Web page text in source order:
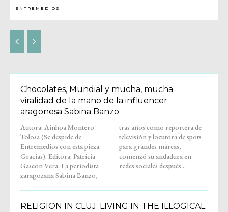
ENTREMEDIOS
Chocolates, Mundial y mucha, mucha
viralidad de la mano de la influencer
aragonesa Sabina Banzo
Autora: Ainhoa Montero
Tolosa (Se despide de
Entremedios con esta pieza.
Gracias). Editora: Patricia
Gascón Vera. La periodista
zaragozana Sabina Banzo,
tras años como reportera de
televisión y locutora de spots
para grandes marcas,
comenzó su andadura en
redes sociales después...
RELIGION IN CLUJ: LIVING IN THE ILLOGICAL